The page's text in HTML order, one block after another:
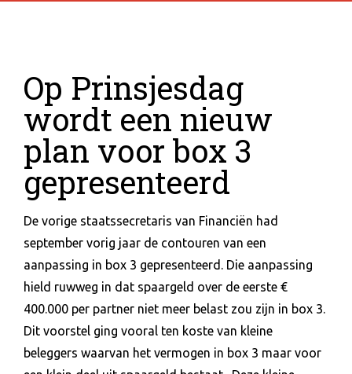
Op Prinsjesdag
wordt een nieuw
plan voor box 3
gepresenteerd
De vorige staatssecretaris van Financiën had
september vorig jaar de contouren van een
aanpassing in box 3 gepresenteerd. Die aanpassing
hield ruwweg in dat spaargeld over de eerste €
400.000 per partner niet meer belast zou zijn in box 3.
Dit voorstel ging vooral ten koste van kleine
beleggers waarvan het vermogen in box 3 maar voor